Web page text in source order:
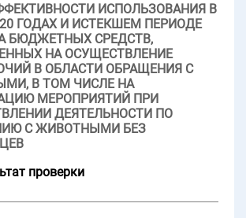
ИСПОЛЬЗОВАНИЯ В
ГОДАХ И ИСТЕКШЕМ ПЕРИОДЕ
БЮДЖЕТНЫХ СРЕДСТВ,
НА ОСУЩЕСТВЛЕНИЕ
В ОБЛАСТИ ОБРАЩЕНИЯ С
В ТОМ ЧИСЛЕ НА
МЕРОПРИЯТИЙ ПРИ
ДЕЯТЕЛЬНОСТИ ПО
С ЖИВОТНЫМИ БЕЗ
проверки